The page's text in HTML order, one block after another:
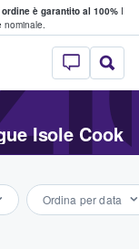
è garantito al 100%I
nominale.
- Dove
Isole Cook
Ordina per data